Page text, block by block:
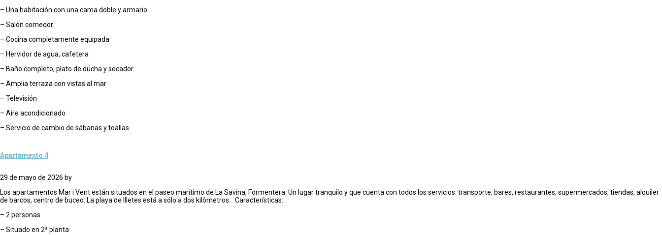
– Una habitación con una cama doble y armario
– Salón comedor
– Cocina completamente equipada
– Hervidor de agua, cafetera
– Baño completo, plato de ducha y secador
– Amplia terraza con vistas al mar
– Televisión
– Aire acondicionado
– Servicio de cambio de sábanas y toallas
Apartamento 4
29 de mayo de 2026 by
Los apartamentos Mar i Vent están situados en el paseo marítimo de La Savina, Formentera. Un lugar tranquilo y que cuenta con todos los servicios: transporte, bares, restaurantes, supermercados, tiendas, alquiler
de barcos, centro de buceo. La playa de Illetes está a sólo a dos kilómetros. Características:
– 2 personas.
– Situado en 2ª planta